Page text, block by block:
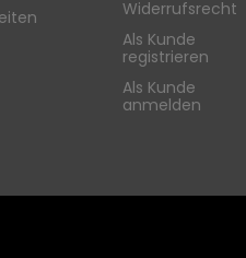
Widerrufsrecht
Als Kunde
registrieren
Als Kunde
anmelden